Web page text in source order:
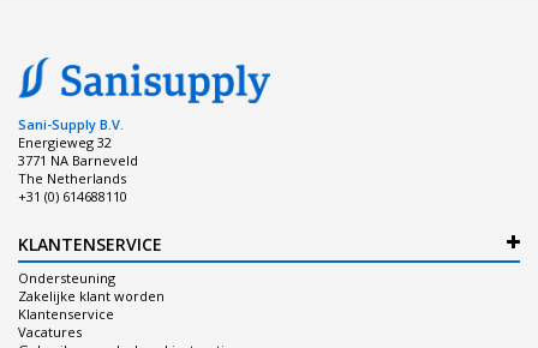
Sani-Supply B.V.
Energieweg 32
3771 NA Barneveld
The Netherlands
+31 (0) 614688110
KLANTENSERVICE
Ondersteuning
Zakelijke klant worden
Klantenservice
Vacatures